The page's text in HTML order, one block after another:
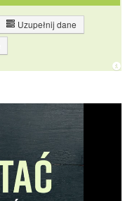
Uzupełnij dane